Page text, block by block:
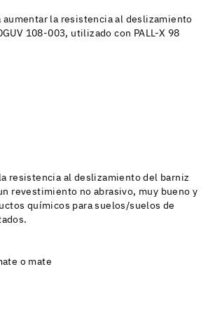
aumentar la resistencia al deslizamiento
108-003, utilizado con PALL-X 98
la resistencia al deslizamiento del barniz
revestimiento no abrasivo, muy bueno y
químicos para suelos/suelos de
o mate